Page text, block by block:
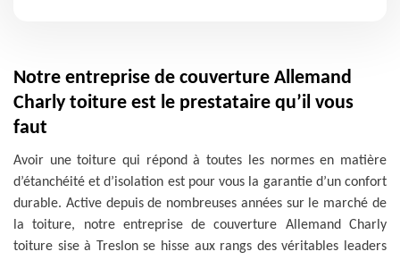
Notre entreprise de couverture Allemand
Charly toiture est le prestataire qu’il vous
faut
Avoir une toiture qui répond à toutes les normes en matière
d’étanchéité et d’isolation est pour vous la garantie d’un confort
durable. Active depuis de nombreuses années sur le marché de
la toiture, notre entreprise de couverture Allemand Charly
toiture sise à Treslon se hisse aux rangs des véritables leaders